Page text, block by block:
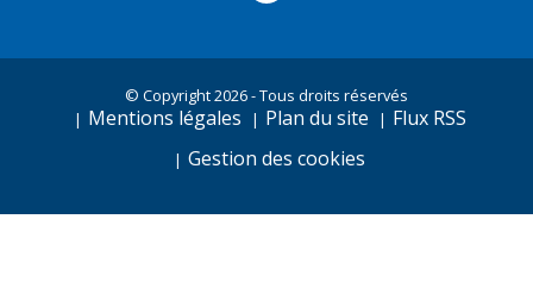
© Copyright 2026 - Tous droits réservés
Mentions légales Plan du site
Flux RSS
Gestion des cookies